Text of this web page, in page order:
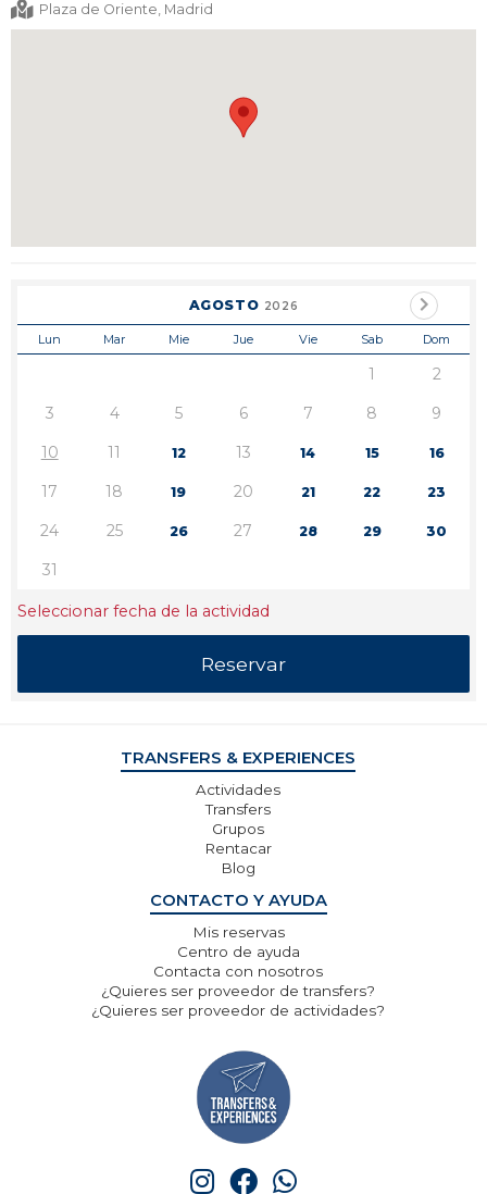
Plaza de Oriente, Madrid
AGOSTO 2026
Lun Mar Mie Jue Vie Sab Dom
1
2
3
4 5 6 7 8
9
10
11 12 13 14 15 16
17 18 19 20 21 22 23
24 25 26 27 28 29 30
31
Seleccionar fecha de la actividad
TRANSFERS & EXPERIENCES
Actividades
Transfers
Grupos
Rentacar
Blog
CONTACTO Y AYUDA
Mis reservas
Centro de ayuda
Contacta con nosotros
¿Quieres ser proveedor de transfers?
¿Quieres ser proveedor de actividades?